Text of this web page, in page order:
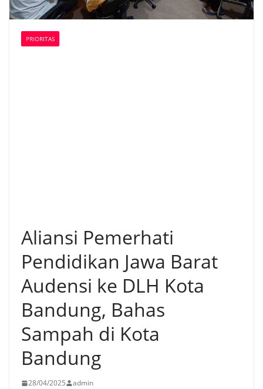
PRIORITAS
Aliansi Pemerhati
Pendidikan Jawa Barat
Audensi ke DLH Kota
Bandung, Bahas
Sampah di Kota
Bandung
28/04/2025 admin